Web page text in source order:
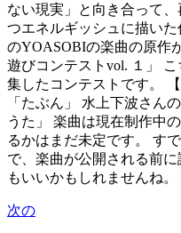
ない現実」と向き合って
つエネルギッシュに描い
のYOASOBIの楽曲の原作
遊びコンテストvol. １」
集したコンテストです。
「たぶん」 水上下波さん
うた」 楽曲は現在制作中
るかはまだ未定です。 す
で、楽曲が公開される前
もいいかもしれませんね。
次の